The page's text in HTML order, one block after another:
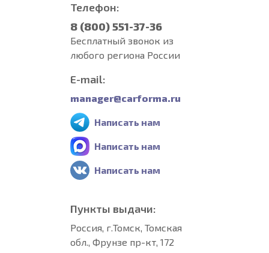
Телефон:
8 (800) 551-37-36
Бесплатный звонок из
любого региона России
E-mail:
manager@carforma.ru
Написать нам
Написать нам
Написать нам
Пункты выдачи:
Россия, г.Томск, Томская
обл., Фрунзе пр-кт, 172